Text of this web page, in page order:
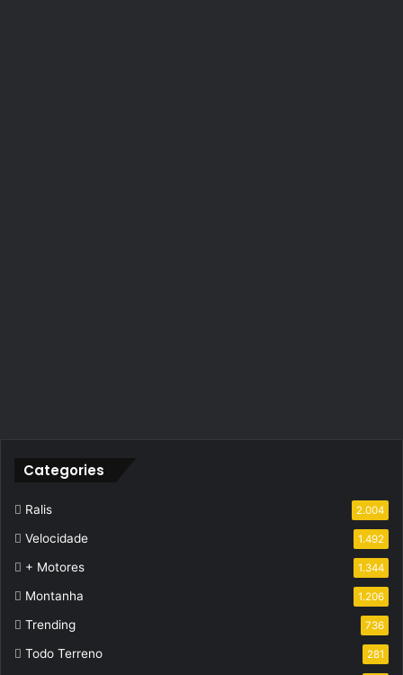
Categories
Ralis 2.004
Velocidade 1.492
+ Motores 1.344
Montanha 1.206
Trending 736
Todo Terreno 281